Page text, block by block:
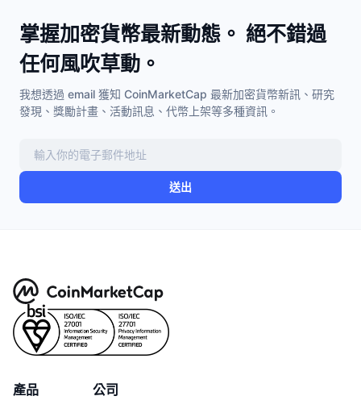
掌握加密貨幣最新動態。 絕不錯過
任何風吹草動。
我想透過 email 獲知 CoinMarketCap 最新加密貨幣新訊、研究
發現、獎勵計畫、活動訊息、代幣上架等多種資訊。
送出
產品 公司